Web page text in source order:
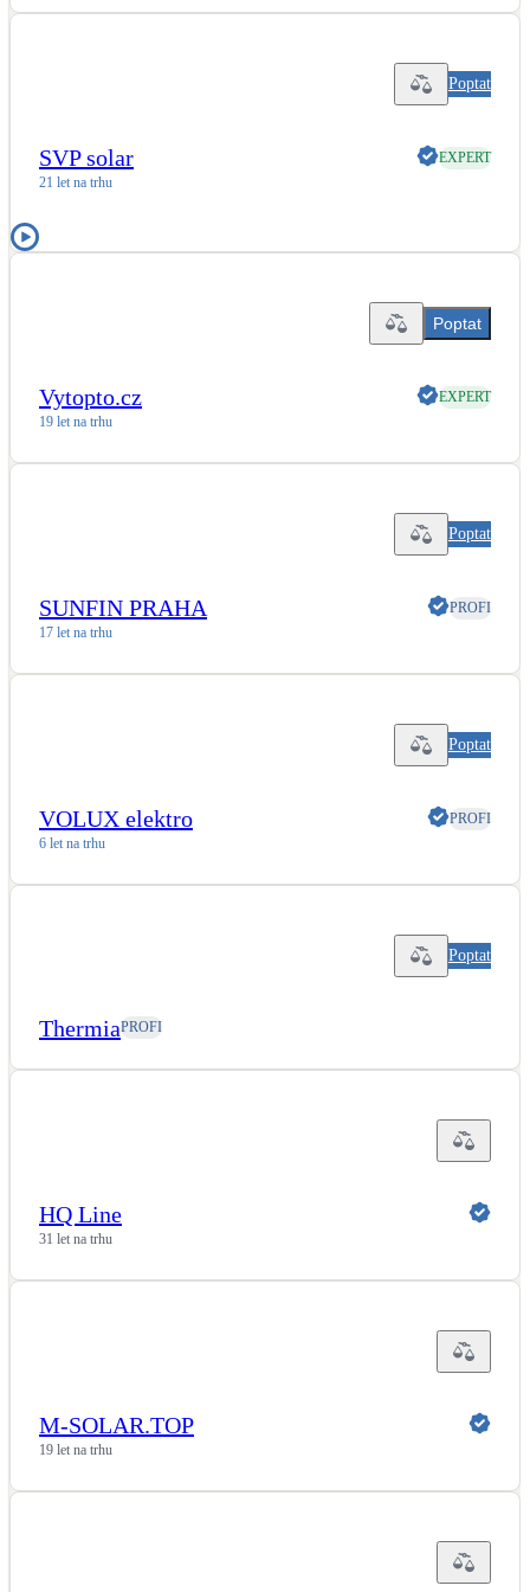
Kotle
Poptat
SVP solar
EXPERT
21 let na trhu
Poptat
Vytopto.cz
EXPERT
19 let na trhu
Poptat
SUNFIN PRAHA
PROFI
17 let na trhu
Poptat
VOLUX elektro
PROFI
6 let na trhu
Poptat
ThermiaPROFI
HQ Line
31 let na trhu
M-SOLAR.TOP
19 let na trhu